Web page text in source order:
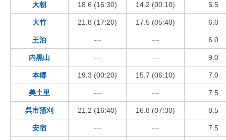
大朝 18.6 (16:30) 14.2 (00:10) 5.5
大竹 21.8 (17:20) 17.5 (05:40) 6.0
王泊 --- --- 6.0
内黒山 --- --- 9.0
本郷 19.3 (00:20) 15.7 (06:10) 7.0
美土里 --- --- 7.5
呉市蒲刈 21.2 (16:40) 16.8 (07:30) 8.5
安宿 --- --- 7.5